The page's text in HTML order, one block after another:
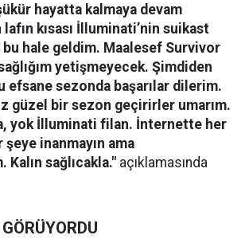
hayatta kalmaya devam
kısası İlluminati’nin suikast
hale geldim. Maalesef Survivor
yetişmeyecek. Şimdiden
efsane sezonda başarılar dilerim.
güzel bir sezon geçirirler umarım.
yok İlluminati filan. İnternette her
inanmayın ama
sağlıcakla." açıklamasında